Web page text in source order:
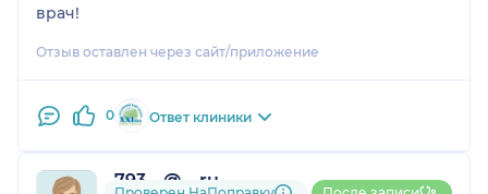
врач!
Отзыв оставлен через сайт/приложение
0 Ответ клиники
793....@....ru